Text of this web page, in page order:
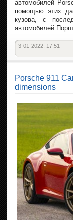
автомобилей
помощью этих
кузова, с
автомобилей
3-01-2022, 17:51
Porsche 911
dimensions